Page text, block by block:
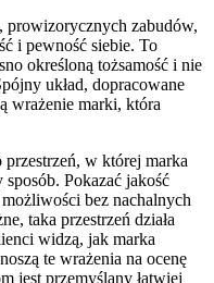
zabudów,
i pewność siebie. To
określoną tożsamość i nie
układ, dopracowane
wrażenie marki, która
w której marka
Pokazać jakość
bez nachalnych
taka przestrzeń działa
widzą, jak marka
te wrażenia na ocenę
jest przemyślany łatwiej